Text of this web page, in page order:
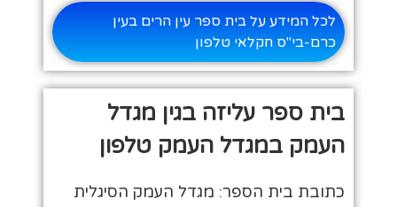
לכל המידע על בית ספר עין הרים בעין
כרם-בי"ס חקלאי טלפון
בית ספר עליזה בגין מגדל
העמק במגדל העמק טלפון
כתובת בית הספר: מגדל העמק הסיגלית